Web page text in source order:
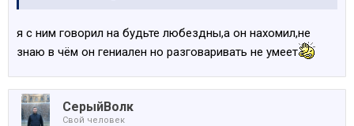
я с ним говорил на будьте любездны,а он нахомил,не
знаю в чём он гениален но разговаривать не умеет
СерыйВолк
Свой человек